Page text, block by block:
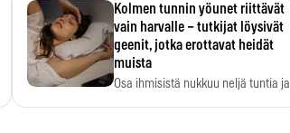
Kolmen tunnin yöunet riittävät
vain harvalle – tutkijat löysivät
geenit, jotka erottavat heidät
muista
Osa ihmisistä nukkuu neljä tuntia ja